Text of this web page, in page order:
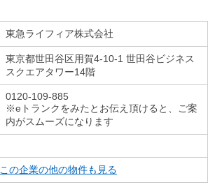
東急ライフィア株式会社
東京都世田谷区用賀4-10-1 世田谷ビジネス
スクエアタワー14階
0120-109-885
※eトランクをみたとお伝え頂けると、ご案
内がスムーズになります
この企業の他の物件も見る